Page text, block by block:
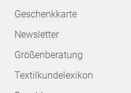
Geschenkkarte
Newsletter
Größenberatung
Textilkundelexikon